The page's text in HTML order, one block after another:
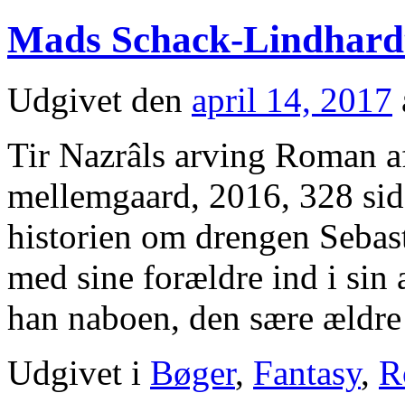
Mads Schack-
Udgivet den april 14, 2017
Tir Nazrâls arving Roman
mellemgaard, 2016, 328
historien om drengen
med sine forældre ind i sin
han naboen, den sære
Udgivet i Bøger, Fantasy,